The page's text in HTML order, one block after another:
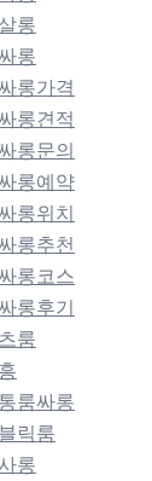
롱
롱
롱가격
롱견적
롱문의
롱예약
롱위치
롱추천
롱코스
롱후기
룸
룸싸롱
릭룸
롱